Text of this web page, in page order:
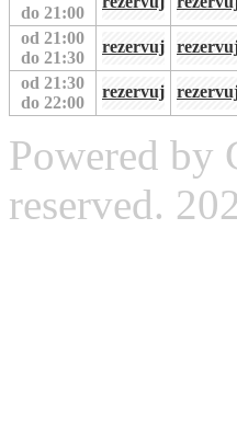
do 21:00
od 21:00
do 21:30
rezervuj
od 21:30
do 22:00
rezervuj
Powered
reserved.